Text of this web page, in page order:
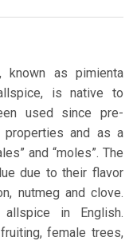
as pimienta
is native to
used since pre-
and as a
and “moles”. The
due to their flavor
nutmeg and clove.
in English.
female trees,